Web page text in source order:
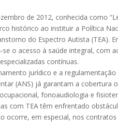
de 2012, conhecida como
histórico ao instituir a Política
do Espectro Autista (TEA).
o acesso à saúde integral, com
contínuas.
jurídico e a regulamentação
(ANS) já garantam a cobertura
fonoaudiologia e
com TEA têm enfrentado
ocorre, em especial, nos